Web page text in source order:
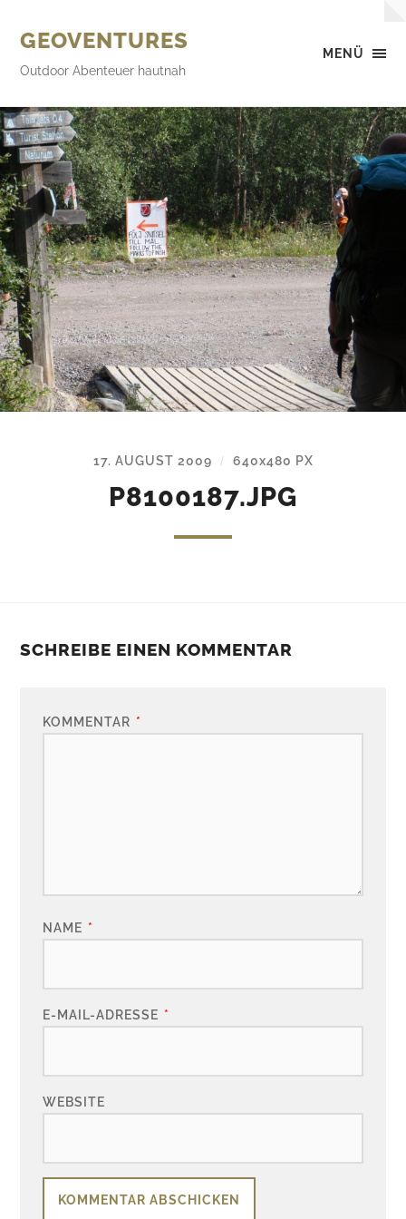
MENÜ
GEOVENTURES
Outdoor Abenteuer hautnah
17. AUGUST 2009 / 640x480 PX
P8100187.JPG
SCHREIBE EINEN KOMMENTAR
KOMMENTAR *
NAME *
E-MAIL-ADRESSE *
WEBSITE